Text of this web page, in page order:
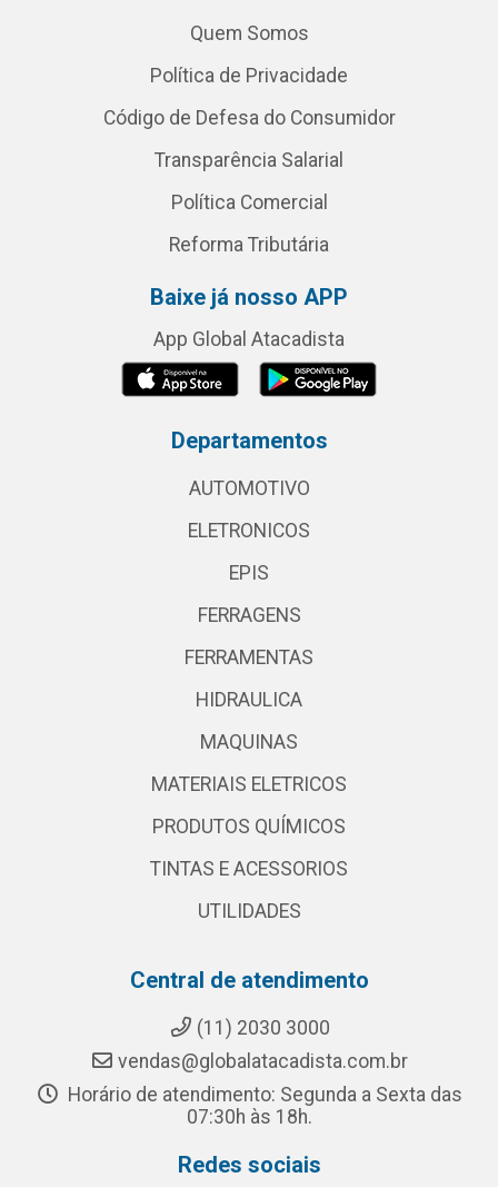
Quem Somos
Política de Privacidade
Código de Defesa do Consumidor
Transparência Salarial
Política Comercial
Reforma Tributária
Baixe já nosso APP
App Global Atacadista
Departamentos
AUTOMOTIVO
ELETRONICOS
EPIS
FERRAGENS
FERRAMENTAS
HIDRAULICA
MAQUINAS
MATERIAIS ELETRICOS
PRODUTOS QUÍMICOS
TINTAS E ACESSORIOS
UTILIDADES
Central de atendimento
(11) 2030 3000
vendas@globalatacadista.com.br
Horário de atendimento: Segunda a Sexta das
07:30h às 18h.
Redes sociais